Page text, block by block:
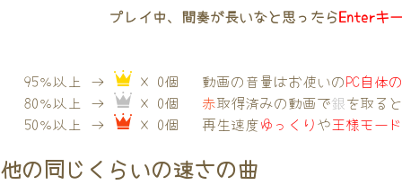
プレイ中、間奏が長いなと思ったらEnterキ
95％以上 →
× 0個
80％以上 →
× 0個
50％以上 →
× 0個
動画の音量はお使いのPC自体
赤取得済みの動画で銀を取る
再生速度ゆっくりや王様モー
他の同じくらいの速さの曲